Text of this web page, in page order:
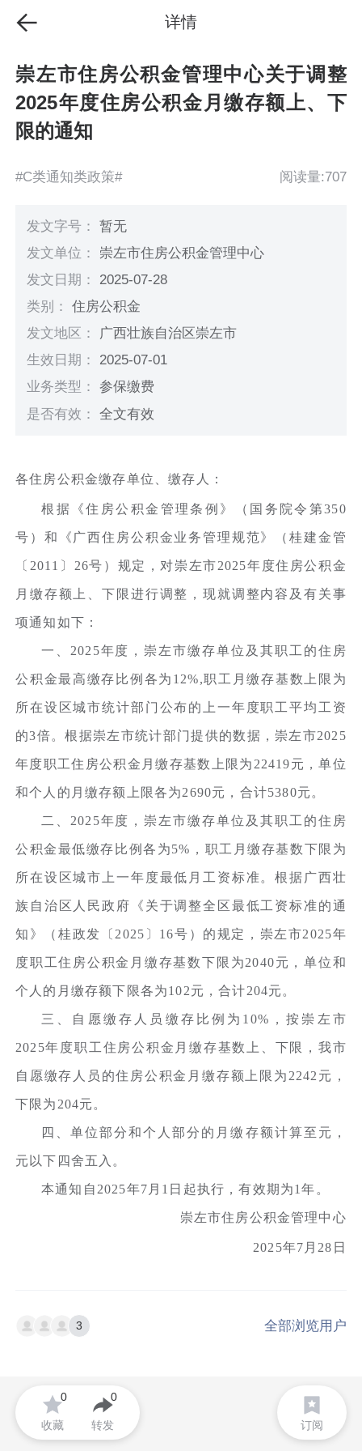
详情
崇左市住房公积金管理中心关于调整
2025年度住房公积金月缴存额上、下
限的通知
#C类通知类政策# 阅读量:707
发文字号：暂无
发文单位： 崇左市住房公积金管理中心
发文日期： 2025-07-28
类别：住房公积金
发文地区： 广西壮族自治区崇左市
生效日期： 2025-07-01
业务类型：参保缴费
是否有效：全文有效
各住房公积金缴存单位、缴存人：
根据《住房公积金管理条例》（国务院令第350
号）和《广西住房公积金业务管理规范》（桂建金管
〔2011〕26号）规定，对崇左市2025年度住房公积金
月缴存额上、下限进行调整，现就调整内容及有关事
项通知如下：
一、2025年度，崇左市缴存单位及其职工的住房
公积金最高缴存比例各为12%,职工月缴存基数上限为
所在设区城市统计部门公布的上一年度职工平均工资
的3倍。根据崇左市统计部门提供的数据，崇左市2025
年度职工住房公积金月缴存基数上限为22419元，单位
和个人的月缴存额上限各为2690元，合计5380元。
二、2025年度，崇左市缴存单位及其职工的住房
公积金最低缴存比例各为5%，职工月缴存基数下限为
所在设区城市上一年度最低月工资标准。根据广西壮
族自治区人民政府《关于调整全区最低工资标准的通
知》（桂政发〔2025〕16号）的规定，崇左市2025年
度职工住房公积金月缴存基数下限为2040元，单位和
个人的月缴存额下限各为102元，合计204元。
三、自愿缴存人员缴存比例为10%，按崇左市
2025年度职工住房公积金月缴存基数上、下限，我市
自愿缴存人员的住房公积金月缴存额上限为2242元，
下限为204元。
四、单位部分和个人部分的月缴存额计算至元，
元以下四舍五入。
本通知自2025年7月1日起执行，有效期为1年。
崇左市住房公积金管理中心
2025年7月28日
3 全部浏览用户
收藏
0
转发
0
订阅